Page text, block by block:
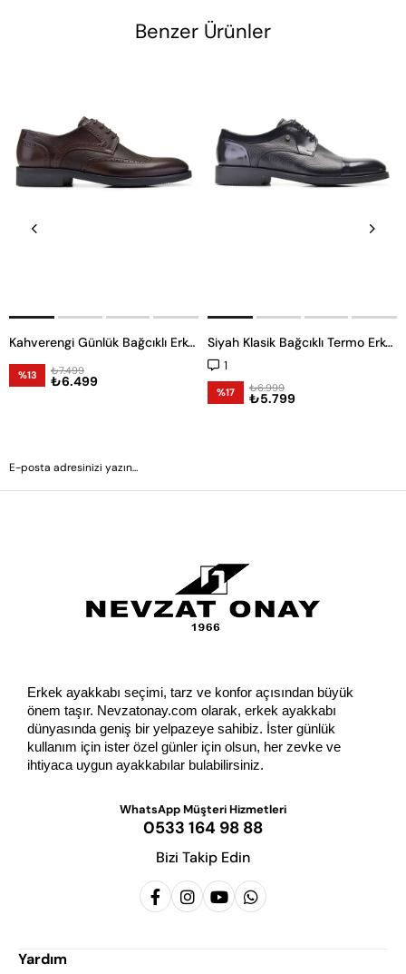
Benzer Ürünler
Kahverengi Günlük Bağcıklı Erkek Ayakkabı -11973-
%13 ₺6.499
₺7.499
Siyah Klasik Bağcıklı Termo Erkek Ayakkabı -11958-
1
%17 ₺5.799
₺6.999
Erkek ayakkabı seçimi, tarz ve konfor açısından büyük
önem taşır. Nevzatonay.com olarak, erkek ayakkabı
dünyasında geniş bir yelpazeye sahibiz. İster günlük
kullanım için ister özel günler için olsun, her zevke ve
ihtiyaca uygun ayakkabılar bulabilirsiniz.
WhatsApp Müşteri Hizmetleri
0533 164 98 88
Bizi Takip Edin
Yardım